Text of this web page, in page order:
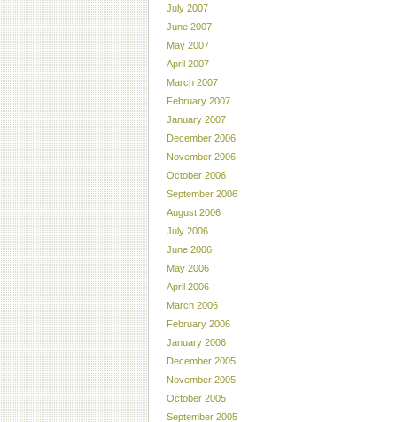
July 2007
June 2007
May 2007
April 2007
March 2007
February 2007
January 2007
December 2006
November 2006
October 2006
September 2006
August 2006
July 2006
June 2006
May 2006
April 2006
March 2006
February 2006
January 2006
December 2005
November 2005
October 2005
September 2005